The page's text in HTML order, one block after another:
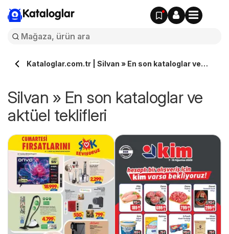
Kataloglar
Kataloglar.com.tr | Silvan » En son kataloglar ve
Silvan » En son kataloglar ve
aktüel teklifleri